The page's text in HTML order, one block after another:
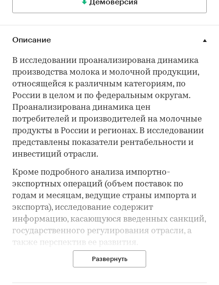
Демоверсия
Описание
В исследовании проанализирована динамика
производства молока и молочной продукции,
относящейся к различным категориям, по
России в целом и по федеральным округам.
Проанализирована динамика цен
потребителей и производителей на молочные
продукты в России и регионах. В исследовании
представлены показатели рентабельности и
инвестиций отрасли.
Кроме подробного анализа импортно-
экспортных операций (объем поставок по
годам и месяцам, ведущие страны импорта и
экспорта), исследование содержит
информацию, касающуюся введенных санкций,
государственного регулирования отрасли, а
также перспектив ее развития.
Развернуть